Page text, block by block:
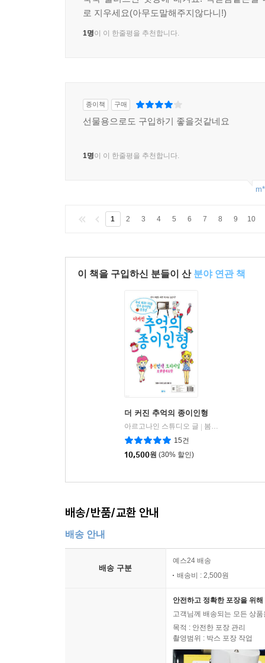
로 지우세요(아무도말해주지않다니!)
1명이 이 한줄평을 추천합니다.
종이책 구매
선물용으로도 구입하기 좋을것같네요
1명이 이 한줄평을 추천합니다.
1 2 3 4 5 6 7 8 9 10
이 책을 구입하신 분들이 산 분야 연관 책
더 커진 추억의 종이인형
아르고나인 스튜디오 글
봄봄스쿨
15건
10,500원 (30% 할인)
배송/반품/교환 안내
배송 안내
배송 구분
예스24 배송
배송비 : 2,500원
안전하고 정확한 포장을 위
고객님께 배송되는 모든 상
목적 : 안전한 포장 관리
촬영범위 : 박스 포장 작업